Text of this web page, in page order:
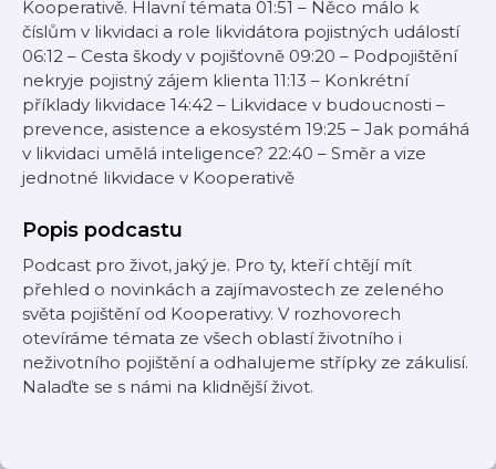
Kooperativě. Hlavní témata 01:51 – Něco málo k
číslům v likvidaci a role likvidátora pojistných událostí
06:12 – Cesta škody v pojišťovně 09:20 – Podpojištění
nekryje pojistný zájem klienta 11:13 – Konkrétní
příklady likvidace 14:42 – Likvidace v budoucnosti –
prevence, asistence a ekosystém 19:25 – Jak pomáhá
v likvidaci umělá inteligence? 22:40 – Směr a vize
jednotné likvidace v Kooperativě
Popis podcastu
Podcast pro život, jaký je. Pro ty, kteří chtějí mít
přehled o novinkách a zajímavostech ze zeleného
světa pojištění od Kooperativy. V rozhovorech
otevíráme témata ze všech oblastí životního i
neživotního pojištění a odhalujeme střípky ze zákulisí.
Nalaďte se s námi na klidnější život.